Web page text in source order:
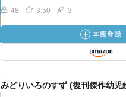
48 3.50 3
みどりいろのすず (復刊傑作幼児